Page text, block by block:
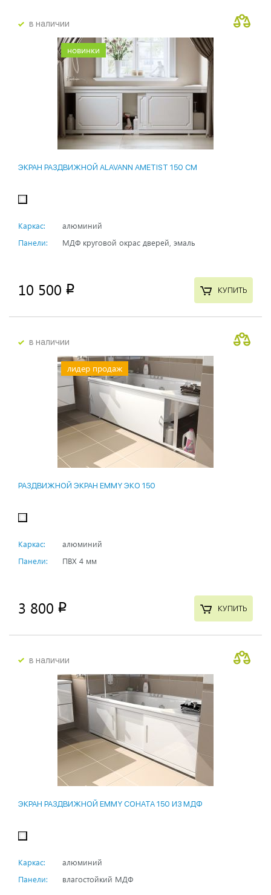
в наличии
новинки
ЭКРАН РАЗДВИЖНОЙ ALAVANN AMETIST 150 СМ
Каркас:
алюминий
Панели:
МДФ круговой окрас дверей, эмаль
10 500 p КУПИТЬ
в наличии
лидер продаж
РАЗДВИЖНОЙ ЭКРАН EMMY ЭКО 150
Каркас:
алюминий
Панели:
ПВХ 4 мм
3 800 p КУПИТЬ
в наличии
ЭКРАН РАЗДВИЖНОЙ EMMY СОНАТА 150 ИЗ МДФ
Каркас:
алюминий
Панели:
влагостойкий МДФ